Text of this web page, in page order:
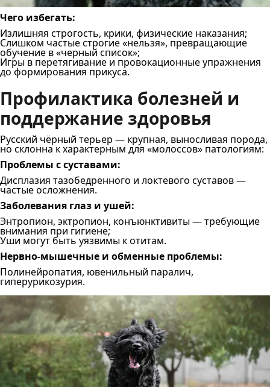
Чего избегать:
Излишняя строгость, крики, физические наказания;
Слишком частые строгие «нельзя», превращающие
обучение в «черный список»;
Игры в перетягивание и провокационные упражнения
до формирования прикуса.
Профилактика болезней и
поддержание здоровья
Русский чёрный терьер — крупная, выносливая порода,
но склонна к характерным для «молоссов» патологиям:
Проблемы с суставами:
Дисплазия тазобедренного и локтевого суставов —
частые осложнения.
Заболевания глаз и ушей:
Энтропион, эктропион, конъюнктивиты — требующие
внимания при гигиене;
Уши могут быть уязвимы к отитам.
Нервно-мышечные и обменные проблемы:
Полинейропатия, ювенильный паралич,
гиперурикозурия.